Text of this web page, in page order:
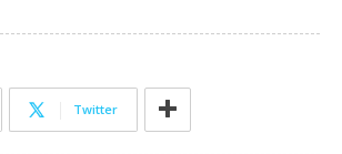
Twitter